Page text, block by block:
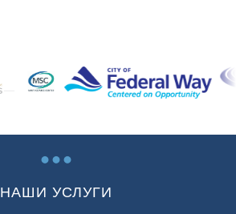
...
НАШИ УСЛУГИ